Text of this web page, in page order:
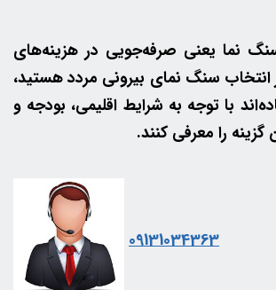
نما یعنی صرفه‌جویی در هزینه‌های
انتخاب سنگ نمای بیرونی مردد هستید،
با توجه به شرایط اقلیمی، بودجه و
را معرفی کنند.
09131034363